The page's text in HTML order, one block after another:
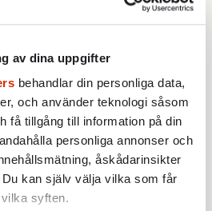
av dina uppgifter
behandlar din personliga data,
och använder teknologi såsom
få tillgång till information på din
personliga annonser och
åskådarinsikter
kan själv välja vilka som får
syften.
den religiösa sekten
bodde där i en av de
på området.
mycket uppmärksammad
medMålle
Imsendär folk ofta föll i
På sitt
som blev sektens